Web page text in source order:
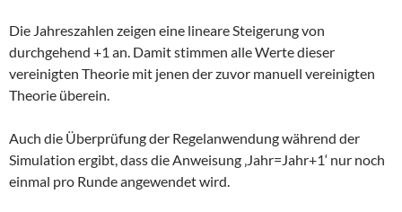
Die Jahreszahlen zeigen eine lineare Steigerung von
durchgehend +1 an. Damit stimmen alle Werte dieser
vereinigten Theorie mit jenen der zuvor manuell vereinigten
Theorie überein.
Auch die Überprüfung der Regelanwendung während der
Simulation ergibt, dass die Anweisung ‚Jahr=Jahr+1‘ nur noch
einmal pro Runde angewendet wird.